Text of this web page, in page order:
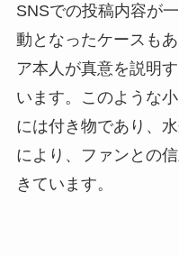
SNSでの投稿内容が
動となったケースも
ア本人が真意を説明
います。このような
には付き物であり、
により、ファンとの
きています。